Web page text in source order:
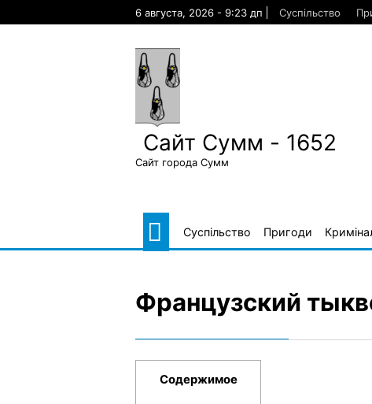
6 августа, 2026 - 9:23 дп Суспільство
Сайт Сумм - 1652
Сайт города Сумм
Суспільство Пригоди
Французский
Содержимое